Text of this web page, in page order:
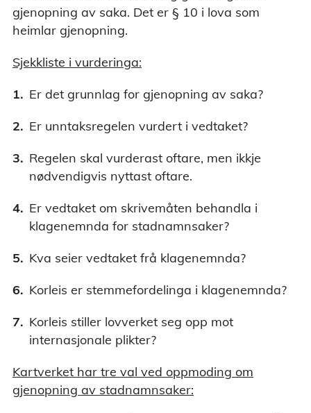
gjenopning av saka. Det er § 10 i lova som
heimlar gjenopning.
Sjekkliste i vurderinga:
Er det grunnlag for gjenopning av saka?
Er unntaksregelen vurdert i vedtaket?
Regelen skal vurderast oftare, men ikkje
nødvendigvis nyttast oftare.
Er vedtaket om skrivemåten behandla i
klagenemnda for stadnamnsaker?
Kva seier vedtaket frå klagenemnda?
Korleis er stemmefordelinga i klagenemnda?
Korleis stiller lovverket seg opp mot
internasjonale plikter?
Kartverket har tre val ved oppmoding om
gjenopning av stadnamnsaker: